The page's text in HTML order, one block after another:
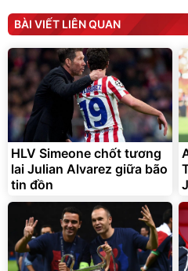
Flash Sale
BÀI VIẾT LIÊN QUAN
HLV Simeone chốt tương
lai Julian Alvarez giữa bão
tin đồn